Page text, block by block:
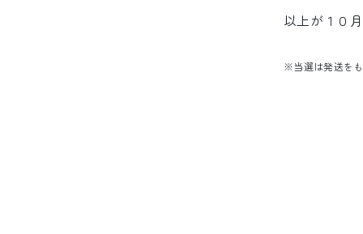
以上が１０
※当選は発送を